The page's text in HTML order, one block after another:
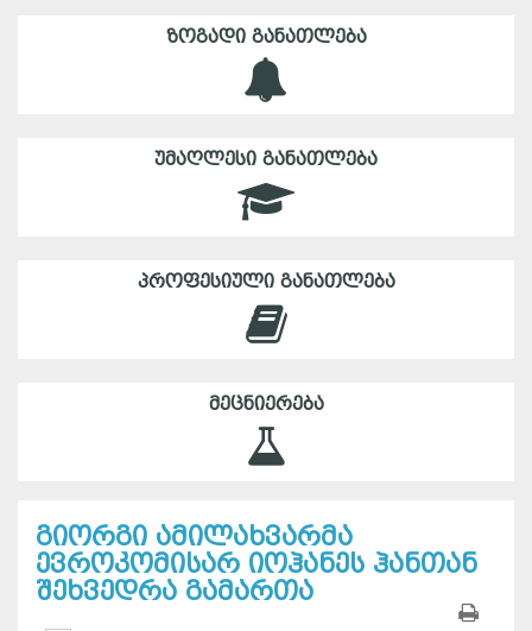
ᲖᲝᲒᲐᲓᲘ ᲒᲐᲜᲐᲗᲚᲔᲑᲐ
ᲣᲛᲐᲦᲚᲔᲡᲘ ᲒᲐᲜᲐᲗᲚᲔᲑᲐ
ᲞᲠᲝᲤᲔᲡᲘᲣᲚᲘ ᲒᲐᲜᲐᲗᲚᲔᲑᲐ
ᲛᲔᲪᲜᲘᲔᲠᲔᲑᲐ
გიორგი ამილახვარმა
ევროკომისარ იოჰანეს ჰანთან
შეხვედრა გამართა